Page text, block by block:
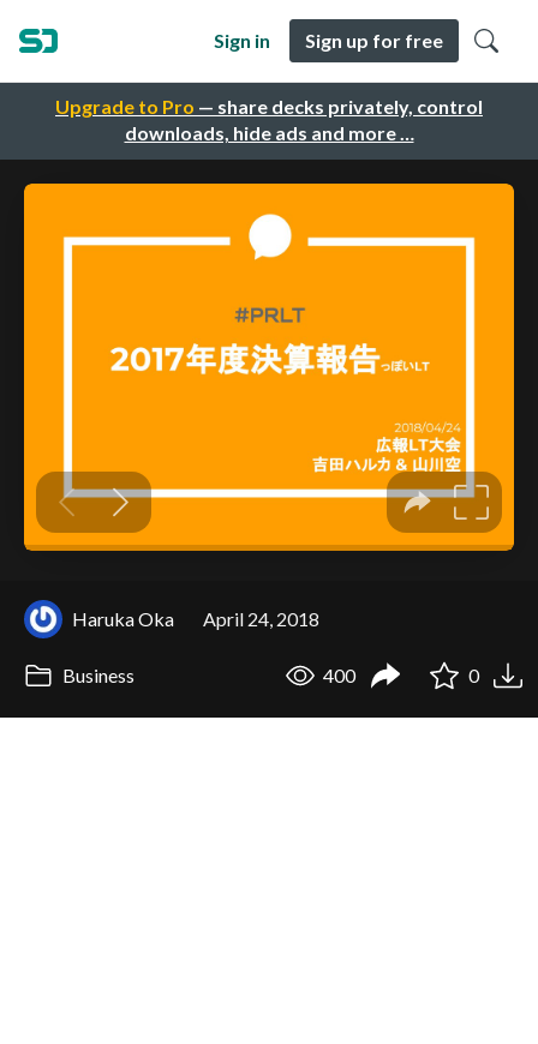
Upgrade to Pro — share decks privately, control
downloads, hide ads and more …
Sign in Sign up for free
Haruka Oka April 24, 2018
Business 400 0